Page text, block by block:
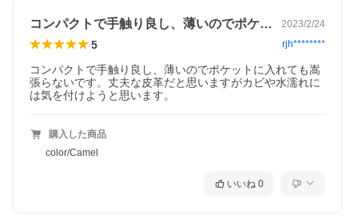
コイン室を開ける時は本体の両端を持ってぎゅっとプッシュ
するだけ。ひし型に開いた入り口からコインの出し入れがで
ッと気持ちよく閉じてくれます。コインだけでなく、指輪や
コンパクトで手触り良し、薄いのでポケッ… 2023/2/24
5 rjh********
コンパクトで手触り良し、薄いのでポケットに入れても嵩
張らないです。丈夫な皮革だと思いますがカビや水濡れに
は気を付けようと思います。
購入した商品
color/Camel
いいね 0